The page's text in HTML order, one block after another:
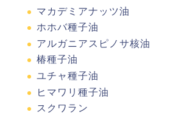
マカデミアナッツ油
ホホバ種子油
アルガニアスピノサ核油
椿種子油
ユチャ種子油
ヒマワリ種子油
スクワラン